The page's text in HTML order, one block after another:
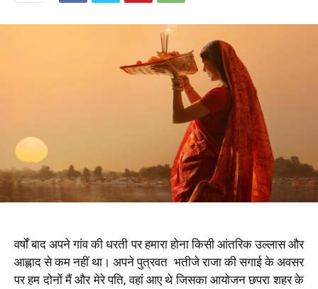
वर्षों बाद अपने गांव की धरती पर हमारा होना किसी आंतरिक उल्लास और
आह्लाद से कम नहीं था। अपने पुत्रवत भतीजे राजा की सगाई के अवसर
पर हम दोनों मैं और मेरे पति, वहां आए थे जिसका आयोजन छपरा शहर के